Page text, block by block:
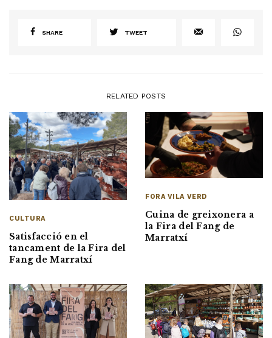
SHARE TWEET
RELATED POSTS
CULTURA
Satisfacció en el
tancament de la Fira del
Fang de Marratxí
FORA VILA VERD
Cuina de greixonera a
la Fira del Fang de
Marratxí